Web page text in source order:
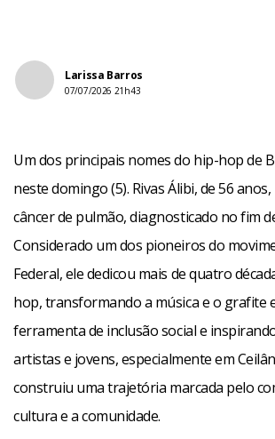
Larissa Barros
07/07/2026 21h43
Um dos principais nomes do hip-hop de
neste domingo (5). Rivas Álibi, de 56
câncer de pulmão, diagnosticado no fim
Considerado um dos pioneiros do
Federal, ele dedicou mais de quatro
hop, transformando a música e o grafite
ferramenta de inclusão social e
artistas e jovens, especialmente em
construiu uma trajetória marcada pelo
cultura e a comunidade.